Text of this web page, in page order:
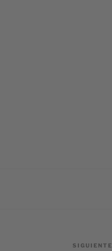
SIGUIENTE